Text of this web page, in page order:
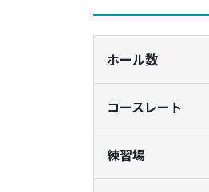
ホール数
コースレート
練習場